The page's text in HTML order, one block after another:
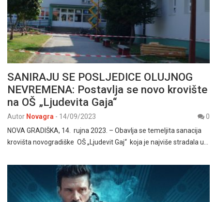
SANIRAJU SE POSLJEDICE OLUJNOG
NEVREMENA: Postavlja se novo krovište
na OŠ „Ljudevita Gaja“
Autor Novagra - 14/09/2023
0
NOVA GRADIŠKA, 14. rujna 2023. – Obavlja se temeljita sanacija
krovišta novogradiške OŠ „Ljudevit Gaj“ koja je najviše stradala u…